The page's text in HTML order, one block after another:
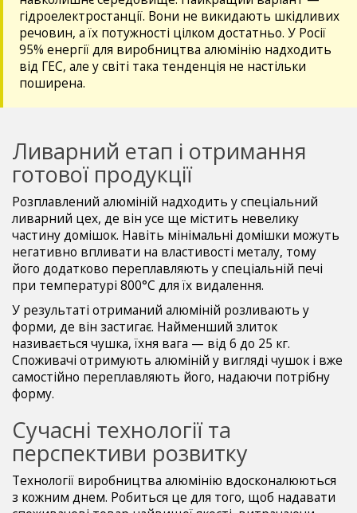
гідроелектростанції. Вони не викидають шкідливих
речовин, а їх потужності цілком достатньо. У Росії
95% енергії для виробництва алюмінію надходить
від ГЕС, але у світі така тенденція не настільки
поширена.
Ливарний етап і отримання
готової продукції
Розплавлений алюміній надходить у спеціальний
ливарний цех, де він усе ще містить невелику
частину домішок. Навіть мінімальні домішки можуть
негативно впливати на властивості металу, тому
його додатково переплавляють у спеціальній печі
при температурі 800°C для їх видалення.
У результаті отриманий алюміній розливають у
форми, де він застигає. Найменший злиток
називається чушка, їхня вага — від 6 до 25 кг.
Споживачі отримують алюміній у вигляді чушок і вже
самостійно переплавляють його, надаючи потрібну
форму.
Сучасні технології та
перспективи розвитку
Технології виробництва алюмінію вдосконалюються
з кожним днем. Робиться це для того, щоб надавати